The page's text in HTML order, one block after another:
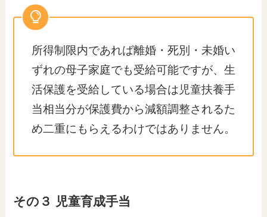
所得制限内であれば離婚・死別・未婚い
ずれの母子家庭でも受給可能ですが、生
活保護を受給している場合は児童扶養手
当相当分が保護費から減額調整されるた
め二重にもらえるわけではありません。
その３ 児童育成手当